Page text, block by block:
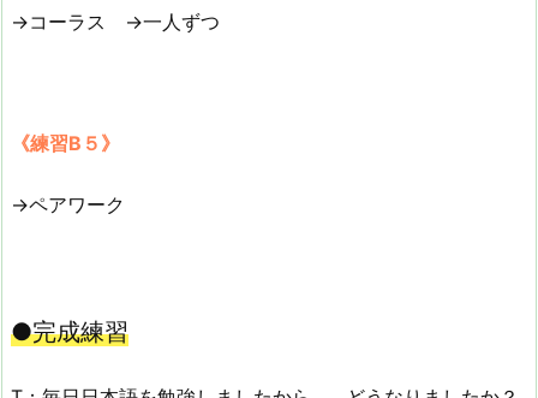
→コーラス →一人ずつ
《練習B５》
→ペアワーク
●完成練習